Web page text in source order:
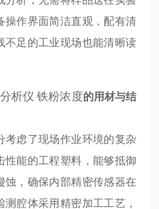
操作界面简洁直观，配有清
不足的工业现场也能清晰读
析仪 铁粉浓度的用材与结
考虑了现场作业环境的复杂
性能的工程塑料，能够抵御
蚀，确保内部精密传感器在
腔体采用精密加工工艺，